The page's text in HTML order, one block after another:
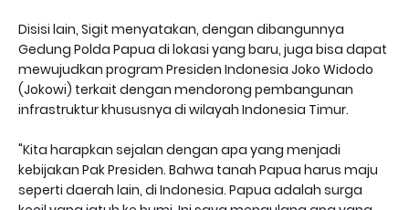
Disisi lain, Sigit menyatakan, dengan dibangunnya
Gedung Polda Papua di lokasi yang baru, juga bisa dapat
mewujudkan program Presiden Indonesia Joko Widodo
(Jokowi) terkait dengan mendorong pembangunan
infrastruktur khususnya di wilayah Indonesia Timur.
"Kita harapkan sejalan dengan apa yang menjadi
kebijakan Pak Presiden. Bahwa tanah Papua harus maju
seperti daerah lain, di Indonesia. Papua adalah surga